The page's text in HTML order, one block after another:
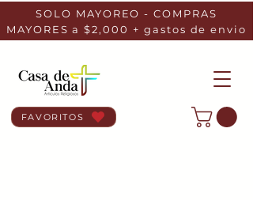
SOLO MAYOREO - COMPRAS
MAYORES a $2,000 + gastos de envio
FAVORITOS